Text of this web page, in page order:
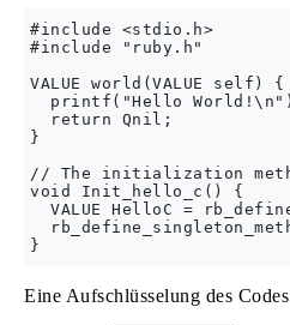
#include <stdio.h>
#include "ruby.h"
VALUE world(VALUE self) {
printf("Hello
  return Qnil;
}
// The initialization
void Init_hello_c() {
VALUE HelloC =
Eine Aufschlüsselung des